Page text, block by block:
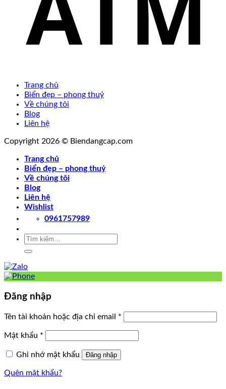
Trang chủ
Biển đẹp – phong thuỷ
Về chúng tôi
Blog
Liên hệ
Copyright 2026 © Biendangcap.com
Trang chủ
Biển đẹp – phong thuỷ
Về chúng tôi
Blog
Liên hệ
Wishlist
0961757989
Tìm
Đăng nhập
Tên tài khoản hoặc địa chỉ email *
Mật khẩu *
Ghi nhớ mật khẩu Đăng nhập
Quên mật khẩu?